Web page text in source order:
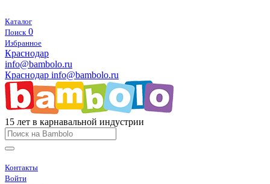
Каталог
Поиск 0
Избранное
Краснодар
info@bambolo.ru
Краснодар info@bambolo.ru
15 лет в карнавальной индустрии
Контакты
Войти